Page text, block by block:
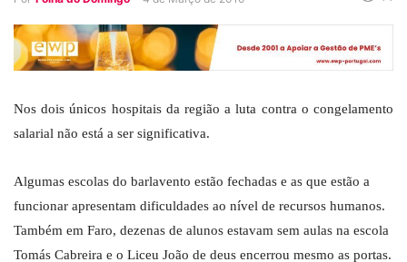
Nos dois únicos hospitais da região a luta contra o congelamento
salarial não está a ser significativa.
Algumas escolas do barlavento estão fechadas e as que estão a
funcionar apresentam dificuldades ao nível de recursos humanos.
Também em Faro, dezenas de alunos estavam sem aulas na escola
Tomás Cabreira e o Liceu João de deus encerrou mesmo as portas.